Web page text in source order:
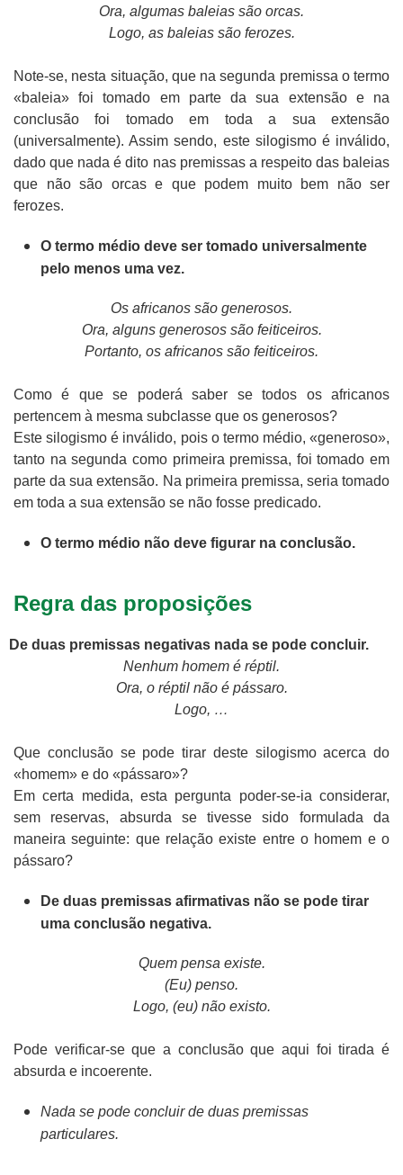
Ora, algumas baleias são orcas.
Logo, as baleias são ferozes.
Note-se, nesta situação, que na segunda premissa o termo
«baleia» foi tomado em parte da sua extensão e na
conclusão foi tomado em toda a sua extensão
(universalmente). Assim sendo, este silogismo é inválido,
dado que nada é dito nas premissas a respeito das baleias
que não são orcas e que podem muito bem não ser
ferozes.
O termo médio deve ser tomado universalmente
pelo menos uma vez.
Os africanos são generosos.
Ora, alguns generosos são feiticeiros.
Portanto, os africanos são feiticeiros.
Como é que se poderá saber se todos os africanos
pertencem à mesma subclasse que os generosos?
Este silogismo é inválido, pois o termo médio, «generoso»,
tanto na segunda como primeira premissa, foi tomado em
parte da sua extensão. Na primeira premissa, seria tomado
em toda a sua extensão se não fosse predicado.
O termo médio não deve figurar na conclusão.
Regra das proposições
De duas premissas negativas nada se pode concluir.
Nenhum homem é réptil.
Ora, o réptil não é pássaro.
Logo, …
Que conclusão se pode tirar deste silogismo acerca do
«homem» e do «pássaro»?
Em certa medida, esta pergunta poder-se-ia considerar,
sem reservas, absurda se tivesse sido formulada da
maneira seguinte: que relação existe entre o homem e o
pássaro?
De duas premissas afirmativas não se pode tirar
uma conclusão negativa.
Quem pensa existe.
(Eu) penso.
Logo, (eu) não existo.
Pode verificar-se que a conclusão que aqui foi tirada é
absurda e incoerente.
Nada se pode concluir de duas premissas
particulares.